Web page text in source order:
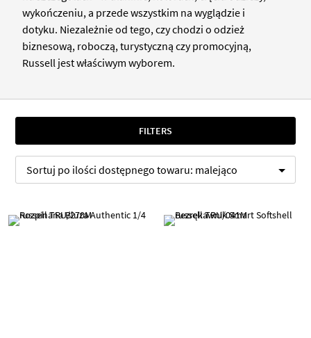
wykończeniu, a przede wszystkim na wyglądzie i
dotyku. Niezależnie od tego, czy chodzi o odzież
biznesową, roboczą, turystyczną czy promocyjną,
Russell jest właściwym wyborem.
FILTERS
Sortuj po ilości dostępnego towaru: malejąco